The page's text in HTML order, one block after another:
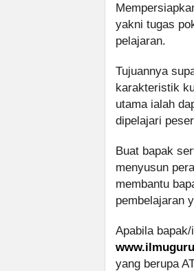
yakni tugas
pelajaran.
Tujuannya
karakteristik
utama ialah
dipelajari
Buat bapak
menyusun
membantu
pembelajaran
Apabila
yang berupa